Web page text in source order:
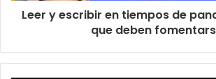
Leer y escribir en tiempos de
que deben